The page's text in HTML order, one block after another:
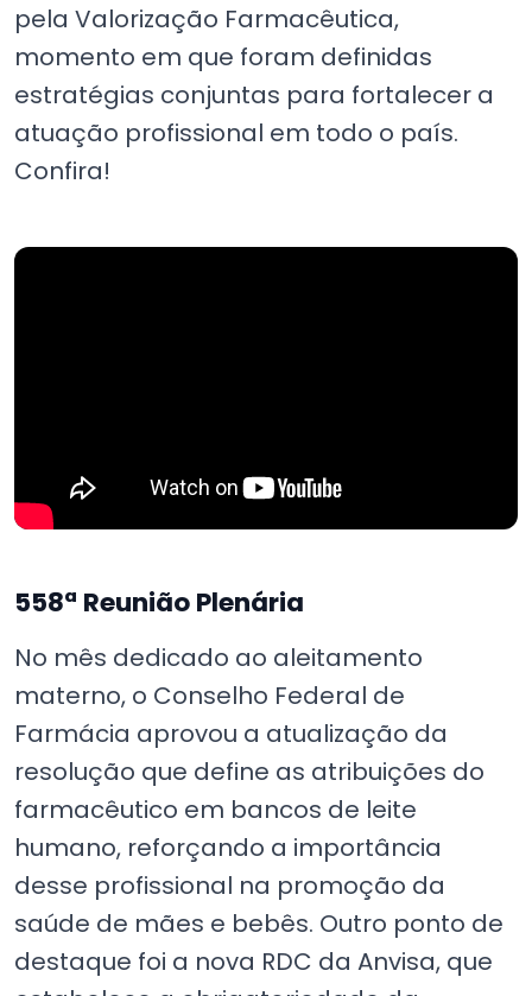
pela Valorização Farmacêutica,
momento em que foram definidas
estratégias conjuntas para fortalecer a
atuação profissional em todo o país.
Confira!
558ª Reunião Plenária
No mês dedicado ao aleitamento
materno, o Conselho Federal de
Farmácia aprovou a atualização da
resolução que define as atribuições do
farmacêutico em bancos de leite
humano, reforçando a importância
desse profissional na promoção da
saúde de mães e bebês. Outro ponto de
destaque foi a nova RDC da Anvisa, que